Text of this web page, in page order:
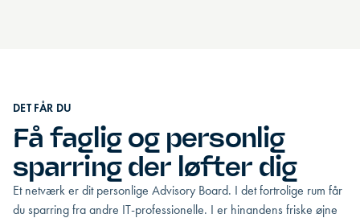
DET FÅR DU
Få faglig og personlig
sparring der løfter dig
Et netværk er dit personlige Advisory Board. I det fortrolige rum får
du sparring fra andre IT-professionelle. I er hinandens friske øjne